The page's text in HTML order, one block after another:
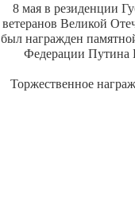
8 мая в резиденции
ветеранов Великой
был награжден
Федерации Путина
Торжественное